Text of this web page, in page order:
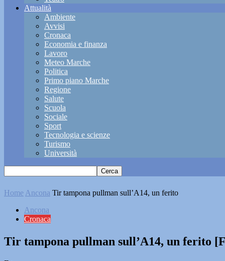
Attualità
Ambiente
Avvisi
Cronaca
Economia e finanza
Lavoro
Meteo Marche
Politica
Primo piano Marche
Regione
Salute
Scuola
Sociale
Sport
Tecnologia e scienze
Turismo
Università
Home Ancona Tir tampona pullman sull’A14, un ferito
Ancona
Cronaca
Tir tampona pullman sull’A14, un ferito